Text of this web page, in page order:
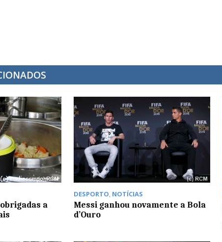
a
DESPORTO, NOTÍCIAS
Messi ganhou novamente a Bola
d’Ouro